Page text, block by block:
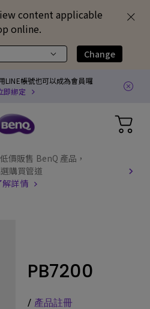
content applicable
online.
Change
LINE帳號也可以成為會員囉
即綁定
價販售 BenQ 產品，
購買管道
解詳情
PB7200
/ 產品註冊